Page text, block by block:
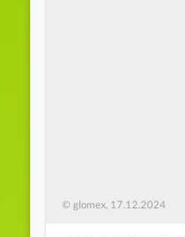
© glomex, 17.12.2024